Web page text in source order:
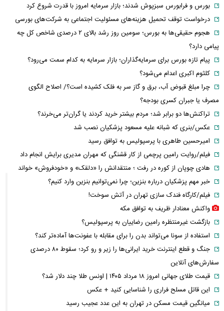
بورس و فرابورس سبزپوش شدند؛ بازار سرمایه امروز با قدرت شروع کرد
درخواست توقف تحمیل هزینه‌های مسئولیت اجتماعی به شرکت‌های بورسی
هجوم حقیقی‌ها به بورس؛ سومین روز رشد بالای ۲ درصدی شاخص کل چه
پیامی دارد؟
پیام تازه بورس برای سرمایه‌گذاران؛ بازار سرمایه به کدام سمت می‌رود؟
کلثوم اکبری اعدام می‌شود؟
چرا مبلغ قبوض آب، برق و گاز سر به فلک کشیده است؟/ اصلاح الگوی
مصرف یا جبران کسری بودجه؟
تراکنش‌ها دو برابر شد؛ مردم بیشتر خرید کردند یا گران‌تر می‌خرند؟
عکس/بنری که شبانه علیه مسعود پزشکیان نصب شد
امیرحسین طاهری با پرسپولیس به توافق رسید
فیلم/روایت رامین پرچمی از کار قشنگی که مهران مدیری برایش انجام داد
هادی چوپان از کوره در رفت ؛ منتقدانش را «دلقک» و «خودفروش» خواند
خبر مهم پزشکیان درباره بنزین؛ چرا نمی‌توانیم بنزین وارد کنیم؟
فیلم/کارگاه فندک سازی تهران در آتش سوخت!
واکنش معنادار ظریف به توافق مکه
بازگشت غیرمنتظره رامین رضاییان به پرسپولیس؟
استفاده از سونا می‌تواند بدن را برای مقابله با عفونت‌ها آماده‌تر کند؟
جنگ و قطع اینترنت خرید ایرانی‌ها را زیر و رو کرد؛ سقوط ۸۰ درصدی
سفارش‌های آنلاین
قیمت طلای جهانی امروز ۱۸ مرداد ۱۴۰۵ | اونس طلا چند دلار شد؟
این قاتل مسلح فراری را شناسایی کنید + عکس
میانگین قیمت مسکن در تهران به این عدد عجیب رسید